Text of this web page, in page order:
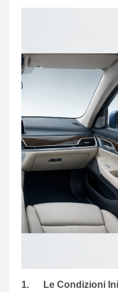
1. Le Condizioni